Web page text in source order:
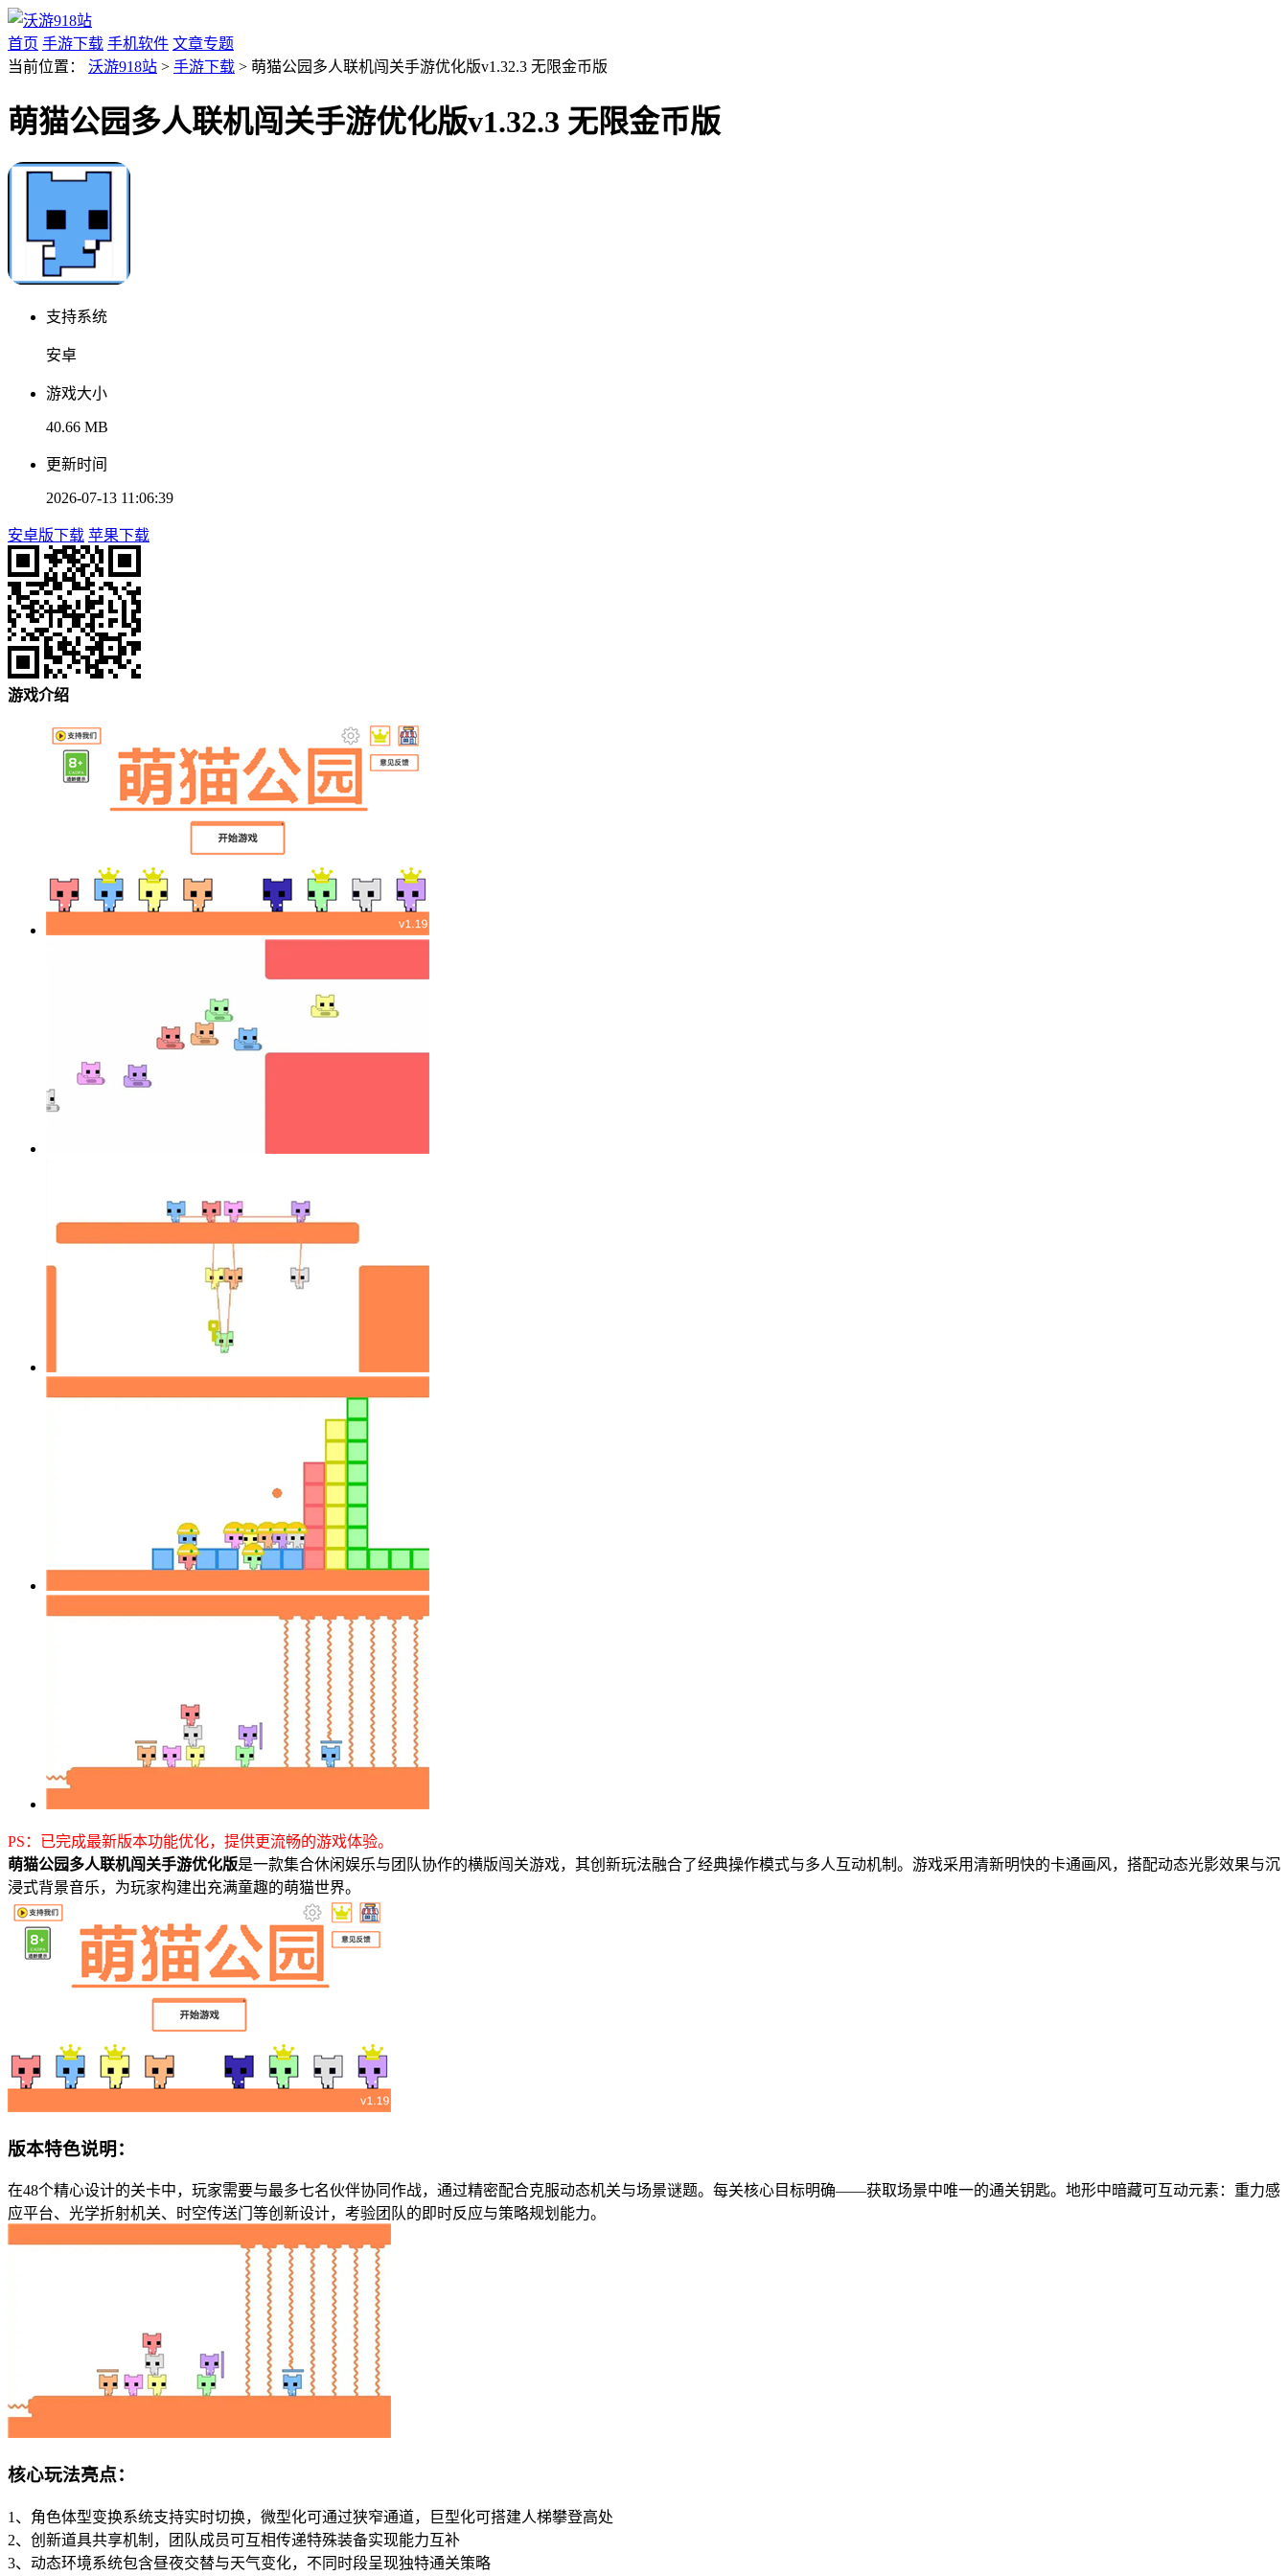
首页 手游下载 手机软件 文章专题
当前位置： 沃游918站 > 手游下载 > 萌猫公园多人联机闯关手游优化版v1.32.3 无限金币版
萌猫公园多人联机闯关手游优化版v1.32.3 无限金币版
支持系统
安卓
游戏大小
40.66 MB
更新时间
2026-07-13 11:06:39
安卓版下载 苹果下载
游戏介绍
PS：已完成最新版本功能优化，提供更流畅的游戏体验。
萌猫公园多人联机闯关手游优化版是一款集合休闲娱乐与团队协作的横版闯关游戏，其创新玩法融合了经典操作模式与多人互动机制。游戏采用清新明快的卡通画风，搭配动态光影效果与沉
浸式背景音乐，为玩家构建出充满童趣的萌猫世界。
版本特色说明：
在48个精心设计的关卡中，玩家需要与最多七名伙伴协同作战，通过精密配合克服动态机关与场景谜题。每关核心目标明确——获取场景中唯一的通关钥匙。地形中暗藏可互动元素：重力感
应平台、光学折射机关、时空传送门等创新设计，考验团队的即时反应与策略规划能力。
核心玩法亮点：
1、角色体型变换系统支持实时切换，微型化可通过狭窄通道，巨型化可搭建人梯攀登高处
2、创新道具共享机制，团队成员可互相传递特殊装备实现能力互补
3、动态环境系统包含昼夜交替与天气变化，不同时段呈现独特通关策略